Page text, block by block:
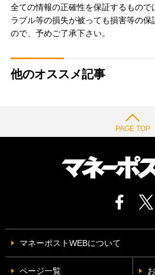
全ての情報の正確性を保証するもので
ラブル等の損失が被っても損害等の
ので、予めご了承下さい。
他のオススメ記事
PAGE TOP
マネーポストWEBについて
ページ一覧